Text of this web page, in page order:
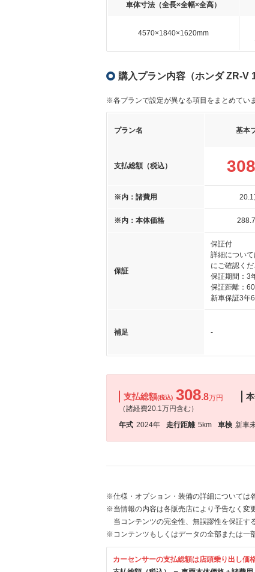
車体寸法（全長×全幅×全高）
4570×1840×1620mm
購入プラン内容（ホンダ ZR-V
※各プランで設定が異なる項目をまとめてい
プラン名 基本
支払総額（税込） 308
※内：諸費用 20.1
※内：本体価格 288.7
保証
保証付
詳細につい
にご確認くだ
保証期間：3
保証距離：
新車保証3年
補足 -
支払総額(税込) 308.8万円
（諸経費20.1万円含む）
年式 2024年 走行距離 5km 車検 新車
※仕様・オプション・装備の詳細については
※当情報の内容は各販売店により予告なく変
当コンテンツの完全性、無誤謬性を保証す
※コンテンツもしくはデータの全部または一
カーセンサーの支払総額は店頭乗り出し価